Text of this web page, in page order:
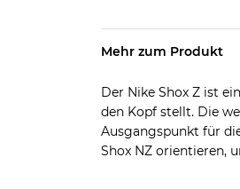
Mehr zum Produkt
Der Nike Shox Z ist
den Kopf stellt. Die
Ausgangspunkt für
Shox NZ orientieren,